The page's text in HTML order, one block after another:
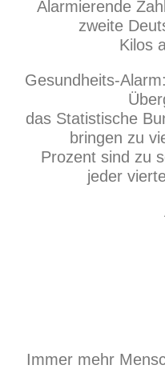
Alarmierende
zweite
Kilos
Gesundheits-
das Statistische
bringen zu
Prozent sind zu
jeder
Immer mehr